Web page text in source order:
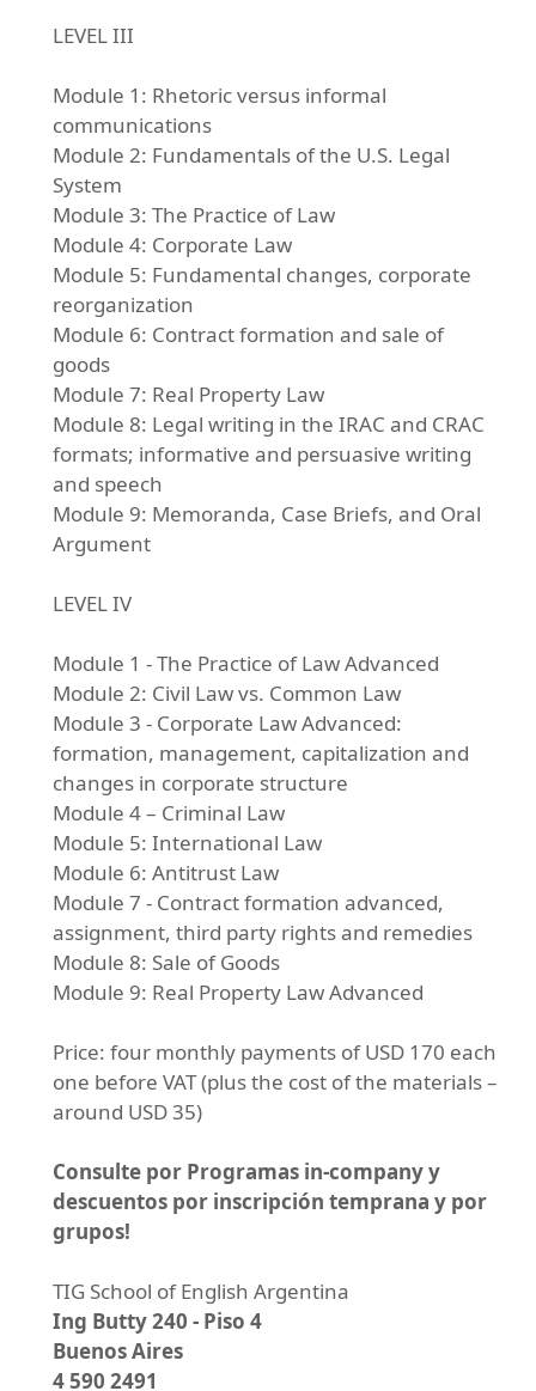
LEVEL III
Module 1: Rhetoric versus informal
communications
Module 2: Fundamentals of the U.S. Legal
System
Module 3: The Practice of Law
Module 4: Corporate Law
Module 5: Fundamental changes, corporate
reorganization
Module 6: Contract formation and sale of
goods
Module 7: Real Property Law
Module 8: Legal writing in the IRAC and CRAC
formats; informative and persuasive writing
and speech
Module 9: Memoranda, Case Briefs, and Oral
Argument
LEVEL IV
Module 1 - The Practice of Law Advanced
Module 2: Civil Law vs. Common Law
Module 3 - Corporate Law Advanced:
formation, management, capitalization and
changes in corporate structure
Module 4 – Criminal Law
Module 5: International Law
Module 6: Antitrust Law
Module 7 - Contract formation advanced,
assignment, third party rights and remedies
Module 8: Sale of Goods
Module 9: Real Property Law Advanced
Price: four monthly payments of USD 170 each
one before VAT (plus the cost of the materials –
around USD 35)
Consulte por Programas in-company y
descuentos por inscripción temprana y por
grupos!
TIG School of English Argentina
Ing Butty 240 - Piso 4
Buenos Aires
4 590 2491